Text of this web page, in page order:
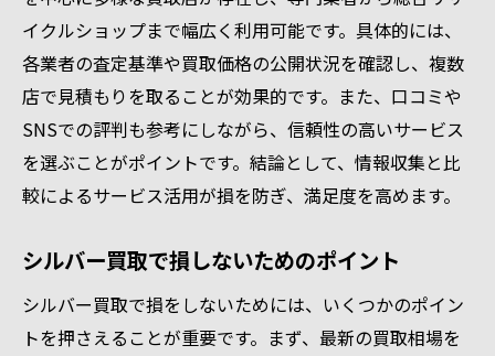
イクルショップまで幅広く利用可能です。具体的には、
各業者の査定基準や買取価格の公開状況を確認し、複数
店で見積もりを取ることが効果的です。また、口コミや
SNSでの評判も参考にしながら、信頼性の高いサービス
を選ぶことがポイントです。結論として、情報収集と比
較によるサービス活用が損を防ぎ、満足度を高めます。
シルバー買取で損しないためのポイント
シルバー買取で損をしないためには、いくつかのポイン
トを押さえることが重要です。まず、最新の買取相場を